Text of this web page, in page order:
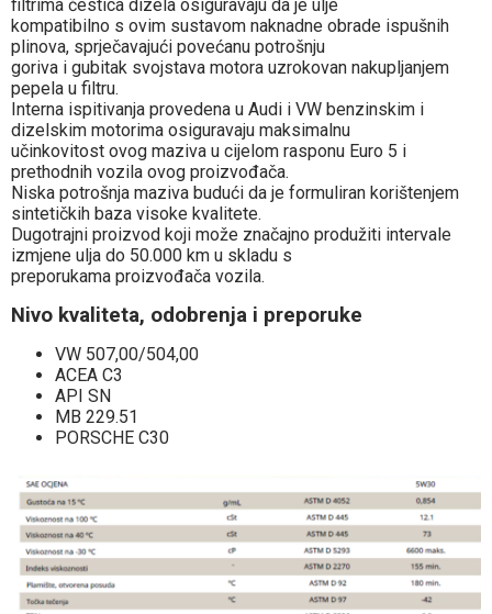
filtrima čestica dizela osiguravaju da je ulje
kompatibilno s ovim sustavom naknadne obrade ispušnih
plinova, sprječavajući povećanu potrošnju
goriva i gubitak svojstava motora uzrokovan nakupljanjem
pepela u filtru.
Interna ispitivanja provedena u Audi i VW benzinskim i
dizelskim motorima osiguravaju maksimalnu
učinkovitost ovog maziva u cijelom rasponu Euro 5 i
prethodnih vozila ovog proizvođača.
Niska potrošnja maziva budući da je formuliran korištenjem
sintetičkih baza visoke kvalitete.
Dugotrajni proizvod koji može značajno produžiti intervale
izmjene ulja do 50.000 km u skladu s
preporukama proizvođača vozila.
Nivo kvaliteta, odobrenja i preporuke
VW 507,00/504,00
ACEA C3
API SN
MB 229.51
PORSCHE C30